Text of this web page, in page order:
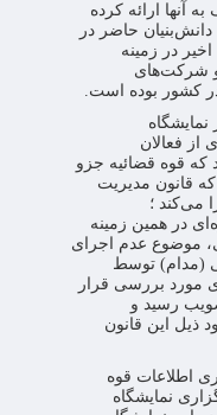
آنها ارائه کرده
حاضر در
در زمینه
و شرکت‌های
در کشور بوده است.
نمایشگاه
از فعالان
که قوه قضائیه جزو
قانون مدیریت
می‌کند ؛
در همین زمینه
موضوع عدم اجرای
(مدام) توسط
مورد بررسی‌ قرار
رسید و
ذیل این قانون
اطلاعات قوه
نمایشگاه